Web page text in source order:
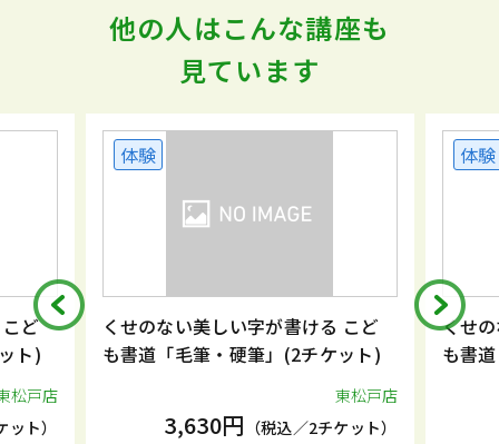
他の人はこんな講座も
見ています
ど
ト)
松戸店
ト）
体験
くせのない美しい字が書ける こど
も書道「毛筆・硬筆」(2チケット)
東松戸店
3,630円 （税込／2チケット）
体験
くせ
も書